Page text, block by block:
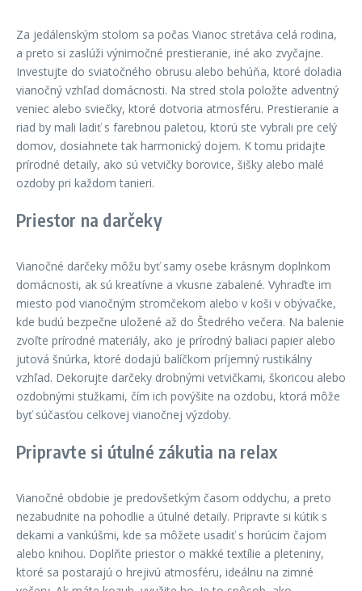
Za jedálenským stolom sa počas Vianoc stretáva celá rodina,
a preto si zaslúži výnimočné prestieranie, iné ako zvyčajne.
Investujte do sviatočného obrusu alebo behúňa, ktoré doladia
vianočný vzhľad domácnosti. Na stred stola položte adventný
veniec alebo sviečky, ktoré dotvoria atmosféru. Prestieranie a
riad by mali ladiť s farebnou paletou, ktorú ste vybrali pre celý
domov, dosiahnete tak harmonický dojem. K tomu pridajte
prírodné detaily, ako sú vetvičky borovice, šišky alebo malé
ozdoby pri každom tanieri.
Priestor na darčeky
Vianočné darčeky môžu byť samy osebe krásnym doplnkom
domácnosti, ak sú kreatívne a vkusne zabalené. Vyhraďte im
miesto pod vianočným stromčekom alebo v koši v obývačke,
kde budú bezpečne uložené až do Štedrého večera. Na balenie
zvoľte prírodné materiály, ako je prírodný baliaci papier alebo
jutová šnúrka, ktoré dodajú balíčkom príjemný rustikálny
vzhľad. Dekorujte darčeky drobnými vetvičkami, škoricou alebo
ozdobnými stužkami, čím ich povýšite na ozdobu, ktorá môže
byť súčasťou celkovej vianočnej výzdoby.
Pripravte si útulné zákutia na relax
Vianočné obdobie je predovšetkým časom oddychu, a preto
nezabudnite na pohodlie a útulné detaily. Pripravte si kútik s
dekami a vankúšmi, kde sa môžete usadiť s horúcim čajom
alebo knihou. Doplňte priestor o mäkké textílie a pleteniny,
ktoré sa postarajú o hrejivú atmosféru, ideálnu na zimné